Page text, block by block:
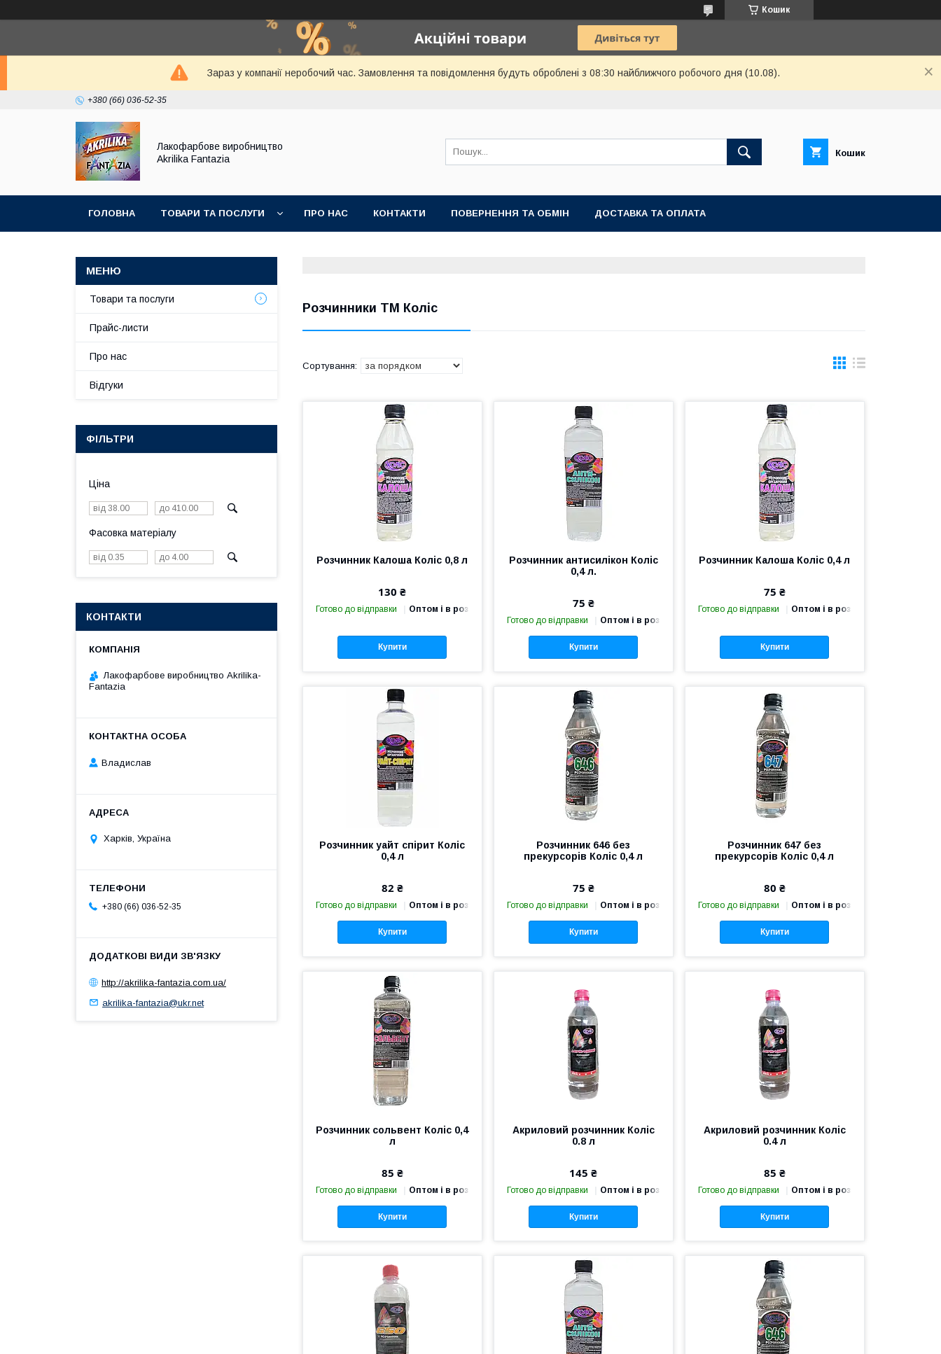
Кошик
Зараз у компанії неробочий час. Замовлення та повідомлення будуть оброблені з 08:30 найближчого робочого дня (10.08).
+380 (66) 036-52-35
Лакофарбове виробництво
Akrilika Fantazia
Кошик
ГОЛОВНА ТОВАРИ ТА ПОСЛУГИ ПРО НАС КОНТАКТИ ПОВЕРНЕННЯ ТА ОБМІН ДОСТАВКА ТА ОПЛАТА
Розчинники ТМ Коліс
Розчинник Калоша Коліс 0,8 л
130 ₴
Готово до відправки Оптом і в роздріб
Купити
Розчинник антисилікон Коліс
0,4 л.
75 ₴
Готово до відправки Оптом і в роздріб
Купити
Розчинник Калоша Коліс 0,4 л
75 ₴
Готово до відправки Оптом і в роздріб
Купити
Розчинник уайт спірит Коліс
0,4 л
82 ₴
Готово до відправки Оптом і в роздріб
Купити
Розчинник 646 без
прекурсорів Коліс 0,4 л
75 ₴
Готово до відправки Оптом і в роздріб
Купити
Розчинник 647 без
прекурсорів Коліс 0,4 л
80 ₴
Готово до відправки Оптом і в роздріб
Купити
Розчинник сольвент Коліс 0,4
л
85 ₴
Готово до відправки Оптом і в роздріб
Купити
Акриловий розчинник Коліс
0.8 л
145 ₴
Готово до відправки Оптом і в роздріб
Купити
Акриловий розчинник Коліс
0.4 л
85 ₴
Готово до відправки Оптом і в роздріб
Купити
Товари та послуги
Прайс-листи
Про нас
Відгуки
ФІЛЬТРИ
Ціна
Фасовка матеріалу
КОНТАКТИ
Лакофарбове виробництво Akrilika-
Fantazia
Владислав
Харків, Україна
+380 (66) 036-52-35
http://akrilika-fantazia.com.ua/
akrilika-fantazia@ukr.net